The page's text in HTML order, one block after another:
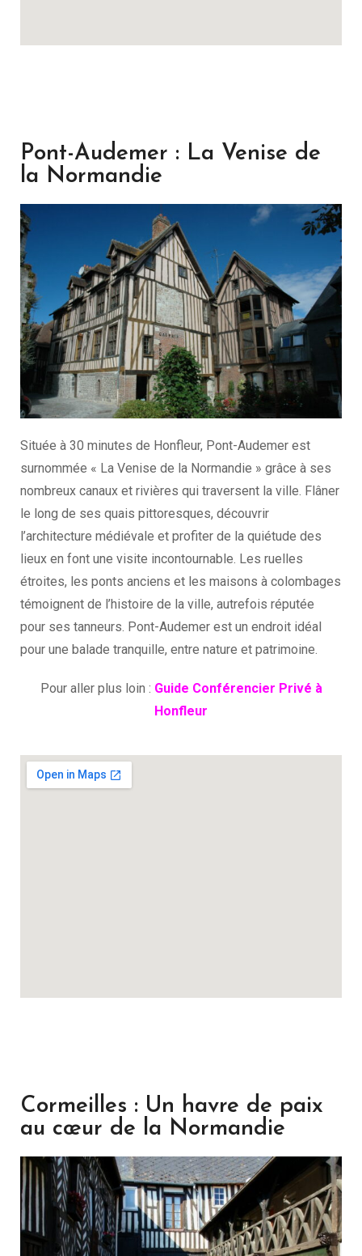
Pont-Audemer : La Venise de
la Normandie
Située à 30 minutes de Honfleur, Pont-Audemer est
surnommée « La Venise de la Normandie » grâce à ses
nombreux canaux et rivières qui traversent la ville. Flâner
le long de ses quais pittoresques, découvrir
l’architecture médiévale et profiter de la quiétude des
lieux en font une visite incontournable. Les ruelles
étroites, les ponts anciens et les maisons à colombages
témoignent de l’histoire de la ville, autrefois réputée
pour ses tanneurs. Pont-Audemer est un endroit idéal
pour une balade tranquille, entre nature et patrimoine.
Pour aller plus loin : Guide Conférencier Privé à
Honfleur
Cormeilles : Un havre de paix
au cœur de la Normandie